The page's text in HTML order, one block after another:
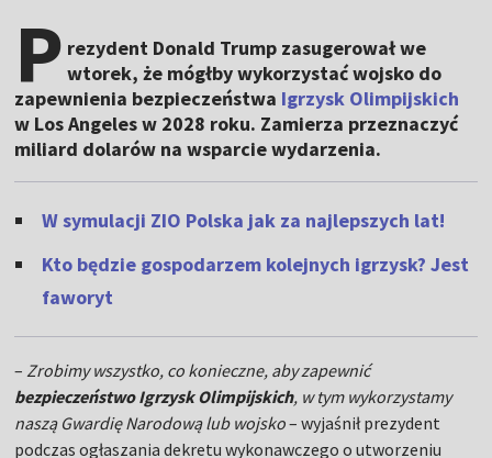
P rezydent Donald Trump zasugerował we
wtorek, że mógłby wykorzystać wojsko do
zapewnienia bezpieczeństwa Igrzysk Olimpijskich
w Los Angeles w 2028 roku. Zamierza przeznaczyć
miliard dolarów na wsparcie wydarzenia.
W symulacji ZIO Polska jak za najlepszych lat!
Kto będzie gospodarzem kolejnych igrzysk? Jest
faworyt
–Zrobimy wszystko, co konieczne, aby zapewnić
bezpieczeństwo Igrzysk Olimpijskich, w tym wykorzystamy
naszą Gwardię Narodową lub wojsko– wyjaśnił prezydent
podczas ogłaszania dekretu wykonawczego o utworzeniu